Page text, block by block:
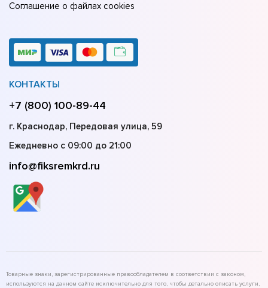
Соглашение о файлах cookies
КОНТАКТЫ
+7 (800) 100-89-44
г. Краснодар, Передовая улица, 59
Ежедневно с 09:00 до 21:00
info@fiksremkrd.ru
Товарные знаки, зарегистрированные правообладателем в соответствии с законом,
используются на данном сайте исключительно для того, чтобы детально описать услуги,